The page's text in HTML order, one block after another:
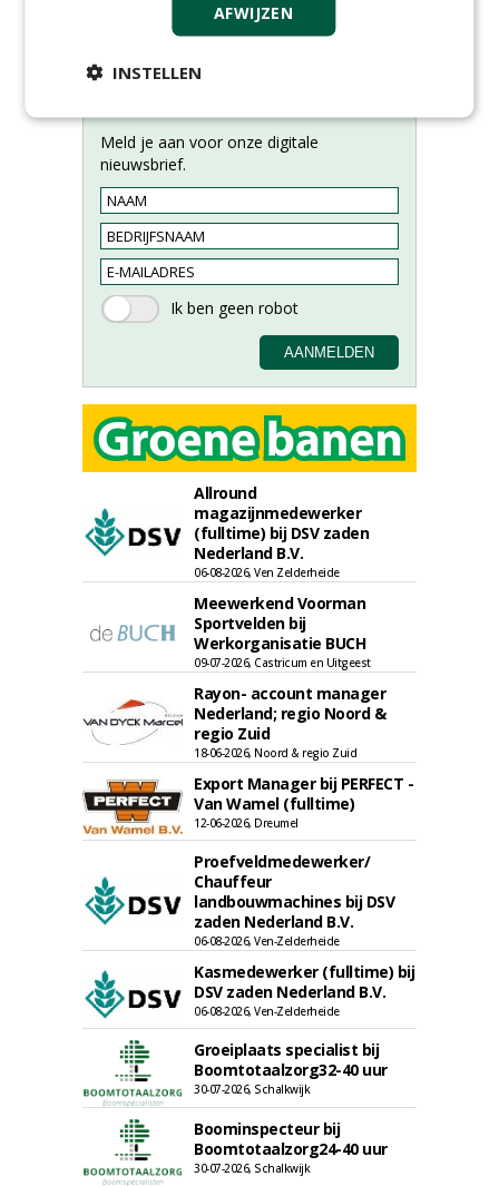
Meld je aan voor onze digitale
nieuwsbrief.
Allround
magazijnmedewerker
(fulltime) bij DSV zaden
Nederland B.V.
06-08-2026, Ven Zelderheide
Meewerkend Voorman
Sportvelden bij
Werkorganisatie BUCH
09-07-2026, Castricum en Uitgeest
Rayon- account manager
Nederland; regio Noord &
regio Zuid
18-06-2026, Noord & regio Zuid
Export Manager bij PERFECT -
Van Wamel (fulltime)
12-06-2026, Dreumel
Proefveldmedewerker/
Chauffeur
landbouwmachines bij DSV
zaden Nederland B.V.
06-08-2026, Ven-Zelderheide
Kasmedewerker (fulltime) bij
DSV zaden Nederland B.V.
06-08-2026, Ven-Zelderheide
Groeiplaats specialist bij
Boomtotaalzorg32-40 uur
30-07-2026, Schalkwijk
Boominspecteur bij
Boomtotaalzorg24-40 uur
30-07-2026, Schalkwijk
AFWIJZEN
INSTELLEN